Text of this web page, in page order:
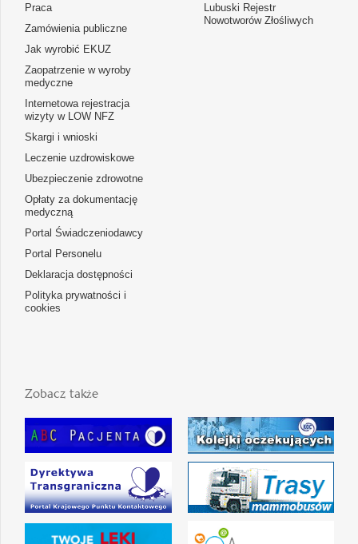
Praca
Zamówienia publiczne
Jak wyrobić EKUZ
Zaopatrzenie w wyroby
medyczne
Internetowa rejestracja
wizyty w LOW NFZ
Skargi i wnioski
Leczenie uzdrowiskowe
Ubezpieczenie zdrowotne
Opłaty za dokumentację
medyczną
Portal Świadczeniodawcy
Portal Personelu
Deklaracja dostępności
Polityka prywatności i
cookies
Lubuski Rejestr
Nowotworów Złośliwych
Zobacz także